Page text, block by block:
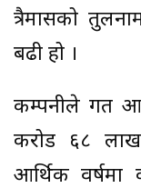
त्रैमासको
बढी हो ।
कम्पनीले गत
करोड ६८
आर्थिक